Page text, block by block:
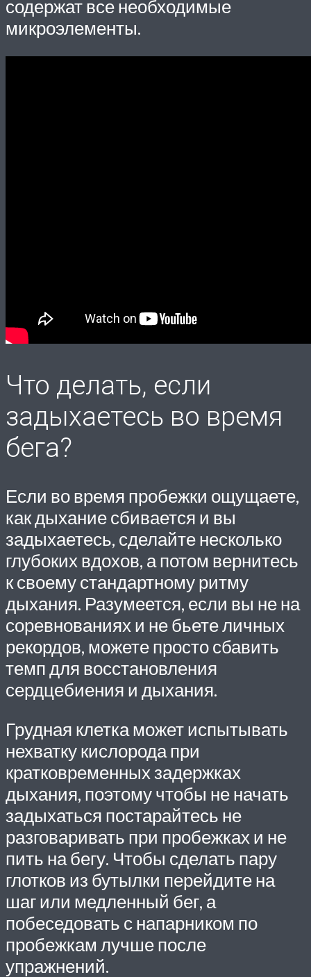
содержат все необходимые
микроэлементы.
Что делать, если
задыхаетесь во время
бега?
Если во время пробежки ощущаете,
как дыхание сбивается и вы
задыхаетесь, сделайте несколько
глубоких вдохов, а потом вернитесь
к своему стандартному ритму
дыхания. Разумеется, если вы не на
соревнованиях и не бьете личных
рекордов, можете просто сбавить
темп для восстановления
сердцебиения и дыхания.
Грудная клетка может испытывать
нехватку кислорода при
кратковременных задержках
дыхания, поэтому чтобы не начать
задыхаться постарайтесь не
разговаривать при пробежках и не
пить на бегу. Чтобы сделать пару
глотков из бутылки перейдите на
шаг или медленный бег, а
побеседовать с напарником по
пробежкам лучше после
упражнений.